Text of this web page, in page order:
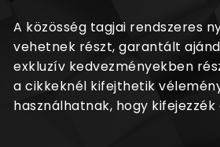
A közösség tagjai rendszeres
vehetnek részt, garantált
exkluzív kedvezményekben
a cikkeknél kifejthetik
használhatnak, hogy